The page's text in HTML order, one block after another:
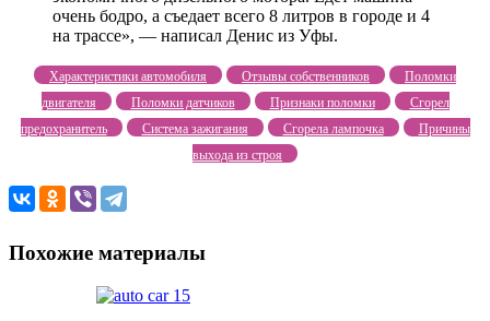
очень бодро, а съедает всего 8 литров в городе и 4
на трассе», — написал Денис из Уфы.
Характеристики автомобиля Отзывы собственников
Поломки
двигателя
Поломки датчиков Признаки поломки
Сгорел
предохранитель
Система зажигания Сгорела лампочка
Причины
выхода из строя
Похожие материалы